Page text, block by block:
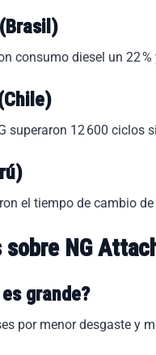
consumo diesel un 22
superaron 12 600
el tiempo de cambio
sobre NG
grande?
por menor desgaste y